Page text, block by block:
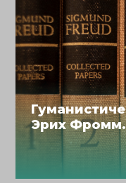
Эрих Фромм.